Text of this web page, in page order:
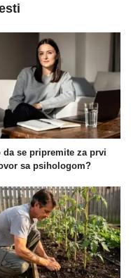
da se pripremite za prvi
sa psihologom?